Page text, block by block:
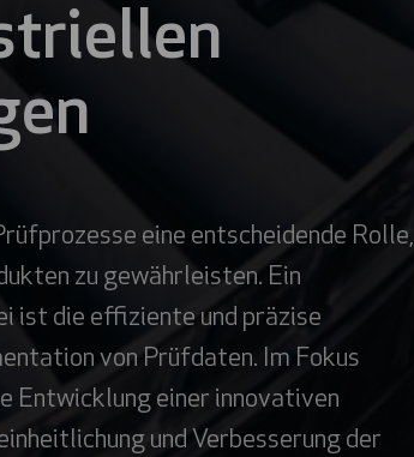
eine entscheidende Rolle,
zu gewährleisten. Ein
ist die effiziente und präzise
von Prüfdaten. Im Fokus
Entwicklung einer innovativen
und Verbesserung der